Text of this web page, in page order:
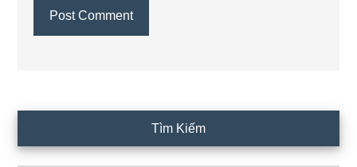
Sidebar
Tìm Kiếm